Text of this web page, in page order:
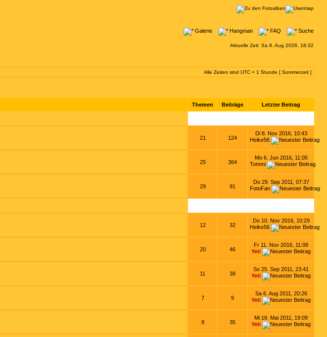
Galerie Hangman FAQ Suche
Aktuelle Zeit: Sa 8. Aug 2026, 18:32
Alle Zeiten sind UTC + 1 Stunde [ Sommerzeit ]
Themen Beiträge Letzter Beitrag
21 124
Di 8. Nov 2016, 10:43
Heike56
25 364
Mo 6. Jun 2016, 11:05
Tommi
29 91
Do 29. Sep 2011, 07:37
FotoFan
12 32
Do 10. Nov 2016, 10:29
Heike56
20 46
Fr 11. Nov 2016, 11:08
Yeti
11 38
So 25. Sep 2011, 23:41
Yeti
7 9
Sa 6. Aug 2011, 20:26
Yeti
8 35
Mi 18. Mai 2011, 19:09
Yeti